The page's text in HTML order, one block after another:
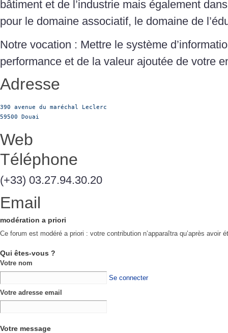
bâtiment et de l’industrie mais également
pour le domaine associatif, le domaine de
Notre vocation : Mettre le système
performance et de la valeur ajoutée de votre
Adresse
390 avenue du maréchal Leclerc
59500 Douai
Web
Téléphone
(+33) 03.27.94.30.20
Email
modération a priori
Ce forum est modéré a priori : votre contribution n’apparaîtra qu’après avoir
Qui êtes-vous ?
Votre nom
Se connecter
Votre adresse email
Votre message